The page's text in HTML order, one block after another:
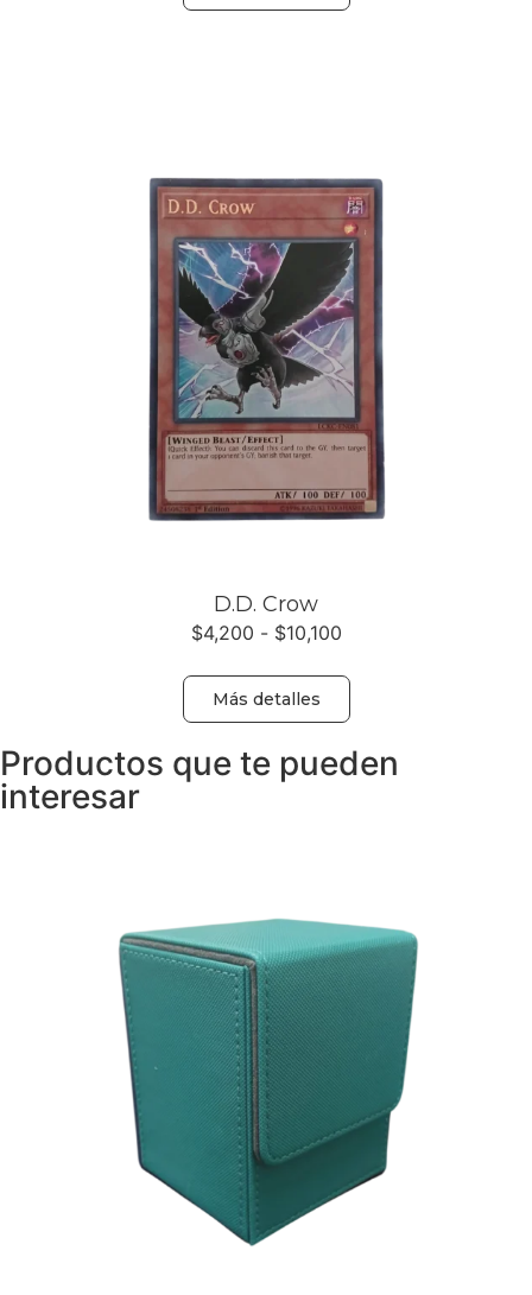
D.D. Crow
$4,200 - $10,100
Más detalles
Productos que te pueden
interesar